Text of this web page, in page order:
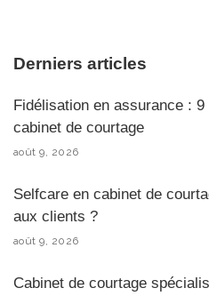
Derniers articles
Fidélisation en assurance :
cabinet de courtage
août 9, 2026
Selfcare en cabinet de
aux clients ?
août 9, 2026
Cabinet de courtage